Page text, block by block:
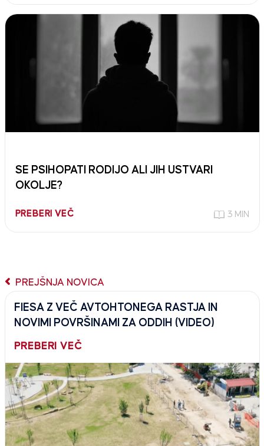
SE PSIHOPATI RODIJO ALI JIH USTVARI
OKOLJE?
PREBERI VEČ 3 MIN
PREJŠNJA NOVICA
FIESA Z VEČ AVTOHTONEGA RASTJA IN
NOVIMI POVRŠINAMI ZA ODDIH (VIDEO)
PREBERI VEČ